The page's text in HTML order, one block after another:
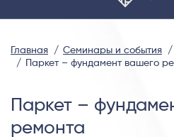
Главная Семинары и события
Паркет – фундамент вашего
Паркет –
ремонта